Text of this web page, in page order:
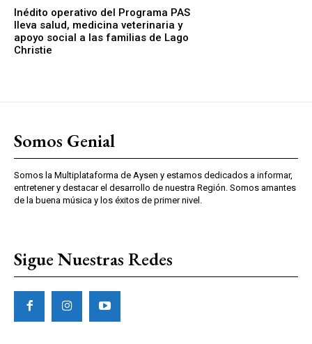
Inédito operativo del Programa PAS
lleva salud, medicina veterinaria y
apoyo social a las familias de Lago
Christie
Somos Genial
Somos la Multiplataforma de Aysen y estamos dedicados a informar,
entretener y destacar el desarrollo de nuestra Región. Somos amantes
de la buena música y los éxitos de primer nivel.
Sigue Nuestras Redes